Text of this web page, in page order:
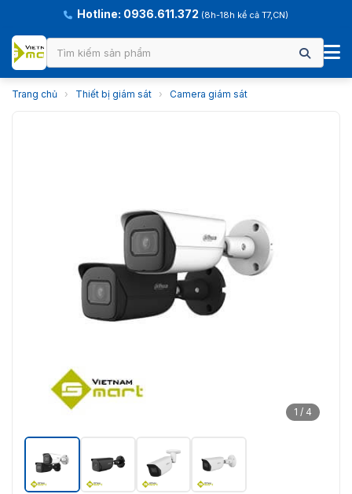
Hotline: 0936.611.372 (8h-18h kể cả T7,CN)
Trang chủ › Thiết bị giám sát › Camera giám sát
1 / 4